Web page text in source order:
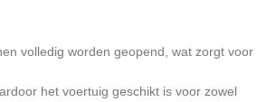
volledig worden geopend, wat zorgt voor
het voertuig geschikt is voor zowel